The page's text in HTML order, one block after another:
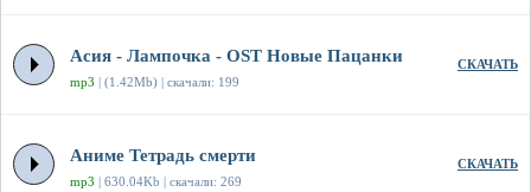
Асия - Лампочка - OST Новые Пацанки
mp3 | (1.42Mb) | скачали: 199
СКАЧАТЬ
Аниме Тетрадь смерти
mp3 | 630.04Kb | скачали: 269
СКАЧАТЬ